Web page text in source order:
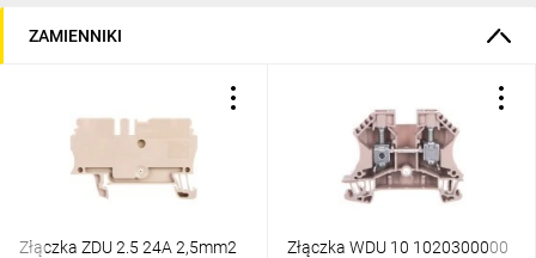
ZAMIENNIKI
Złączka ZDU 2.5 24A 2,5mm2
Złączka WDU 10 1020300000